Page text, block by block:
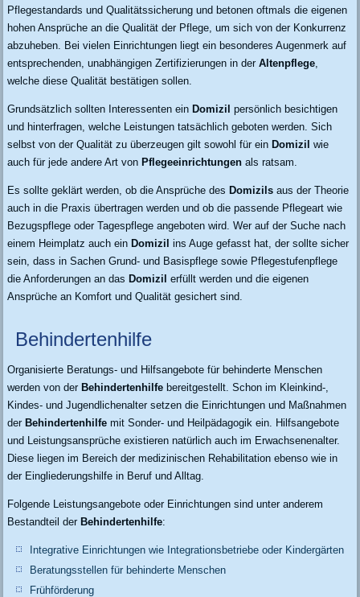
Pflegestandards und Qualitätssicherung und betonen oftmals die eigenen
hohen Ansprüche an die Qualität der Pflege, um sich von der Konkurrenz
abzuheben. Bei vielen Einrichtungen liegt ein besonderes Augenmerk auf
entsprechenden, unabhängigen Zertifizierungen in derAltenpflege
welche diese Qualität bestätigen sollen.
Grundsätzlich sollten Interessenten ein Domizil persönlich besichtigen
und hinterfragen, welche Leistungen tatsächlich geboten werden. Sich
selbst von der Qualität zu überzeugen gilt sowohl für ein Domizil wie
auch für jede andere Art von Pflegeeinrichtungen als ratsam.
Es sollte geklärt werden, ob die Ansprüche des Domizils aus der Theorie
auch in die Praxis übertragen werden und ob die passende Pflegeart wie
Bezugspflege oder Tagespflege angeboten wird. Wer auf der Suche nach
einem Heimplatz auch ein Domizil ins Auge gefasst hat, der sollte sicher
sein, dass in Sachen Grund- und Basispflege sowie Pflegestufenpflege
die Anforderungen an das Domizil erfüllt werden und die eigenen
Ansprüche an Komfort und Qualität gesichert sind.
Behindertenhilfe
Organisierte Beratungs- und Hilfsangebote für behinderte Menschen
werden von der Behindertenhilfe bereitgestellt. Schon im Kleinkind-,
Kindes- und Jugendlichenalter setzen die Einrichtungen und Maßnahmen
der Behindertenhilfe mit Sonder- und Heilpädagogik ein. Hilfsangebote
und Leistungsansprüche existieren natürlich auch im Erwachsenenalter.
Diese liegen im Bereich der medizinischen Rehabilitation ebenso wie in
der Eingliederungshilfe in Beruf und Alltag.
Folgende Leistungsangebote oder Einrichtungen sind unter anderem
Bestandteil der Behindertenhilfe:
Integrative Einrichtungen wie Integrationsbetriebe oder Kindergärten
Beratungsstellen für behinderte Menschen
Frühförderung